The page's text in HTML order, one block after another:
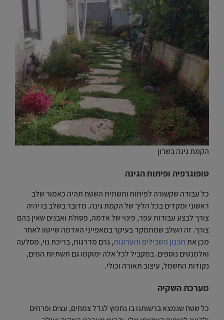
הקמת גינה בשרון
טופוגרפיה ופיתוח הגינה
כל עבודה שקשורה לפיתוח ותשתית השטח תהיה כאמור שלב
ראשוני ומקדים בכל הליך של הקמת גינה. מדובר בשלב בו יהיה
צורך לבצע עבודות עפר, פינוי של אדמה, פסולת ואבנים שאין בהם
צורך. זה השלב שמתמקד בעיקר במאפייני האדמה שייטוו לאחר
מכן אתתכנון השבילים והערוגות, גרם מדרגות, בריכת נוי, מסלעה
ואלמנטים נוספים. במקביל לכל אלה ימוקמו גם תשתיות המים,
נקודות החשמל, עיצוב תאורה וכולי.
מערכת השקיה
כל שטח שנמצא ברשותנו בו נחפוץ לגדל צמחים, עצים ופרחים